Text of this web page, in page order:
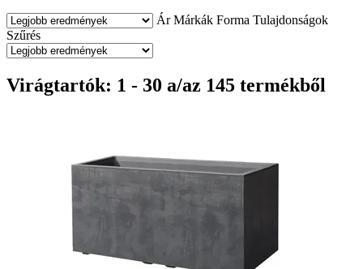
Ár Márkák Forma Tulajdonságok
Szűrés
Virágtartók: 1 - 30 a/az 145 termékből